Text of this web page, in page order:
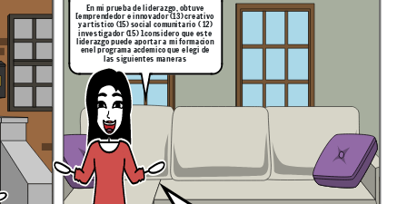
En mi prueba de liderazgo, obtuve
[emprendedor e innovador (13) creativo
y artistico (15) social comunitario ( 12)
investigador (15) ].considero que este
liderazgo puede aportar a mi formacion
enel programa acdemico que elegi de
las siguientes maneras